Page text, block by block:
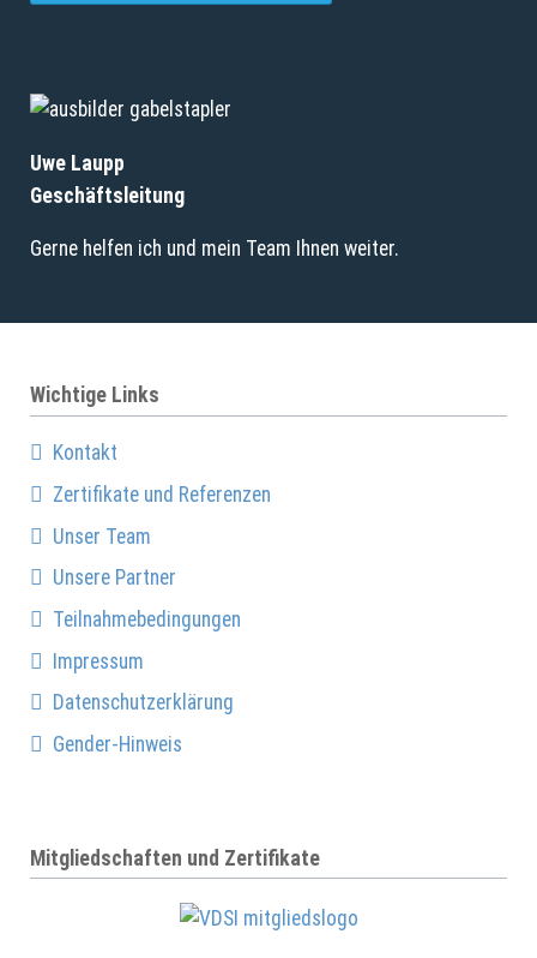
Uwe Laupp
Geschäftsleitung
Gerne helfen ich und mein Team Ihnen weiter.
Wichtige Links
Kontakt
Zertifikate und Referenzen
Unser Team
Unsere Partner
Teilnahmebedingungen
Impressum
Datenschutzerklärung
Gender-Hinweis
Mitgliedschaften und Zertifikate